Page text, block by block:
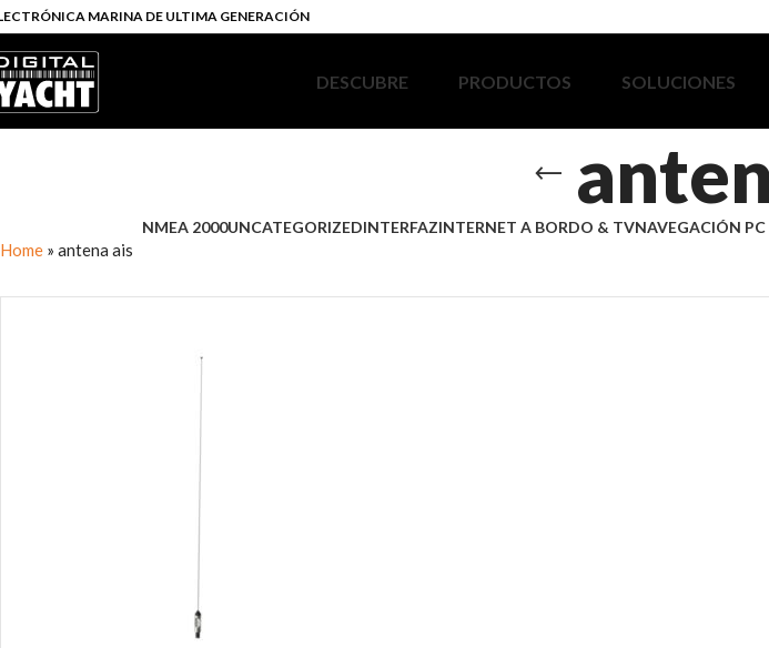
MARINA DE ULTIMA GENERACIÓN
DESCUBRE PRODUCTOS SOLUCIONES
NMEA 2000UNCATEGORIZEDINTERFAZINTERNET A BORDO & TVNAVEGACIÓN
Home » antena ais